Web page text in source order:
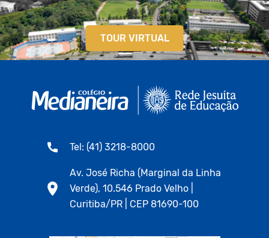
TOUR VIRTUAL
Tel: (41) 3218-8000
Av. José Richa (Marginal da Linha
Verde), 10.546 Prado Velho |
Curitiba/PR | CEP 81690-100